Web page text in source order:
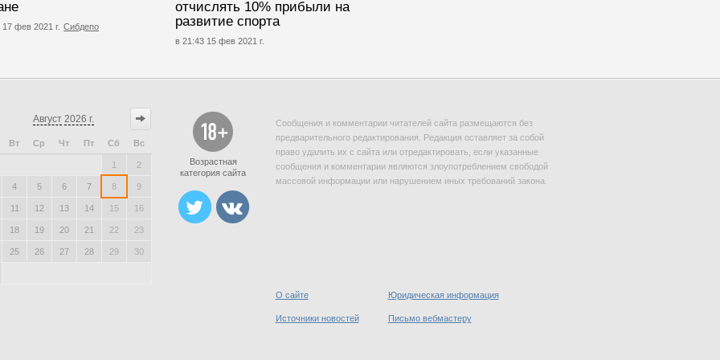
17 фев 2021 г. Сибдепо
отчислять 10% прибыли на
развитие спорта
в 21:43 15 фев 2021 г.
Август 2026 г.
Вт Ср Чт Пт Сб Вс
1 2
4 5 6 7 8 9
11 12 13 14 15 16
18 19 20 21 22 23
25 26 27 28 29 30
Возрастная
категория сайта
Сообщения и комментарии читателей сайта размещаются без
предварительного редактирования. Редакция оставляет за собой
право удалить их с сайта или отредактировать, если указанные
сообщения и комментарии являются злоупотреблением свободой
массовой информации или нарушением иных требований закона.
О сайте Юридическая информация
Источники новостей Письмо вебмастеру